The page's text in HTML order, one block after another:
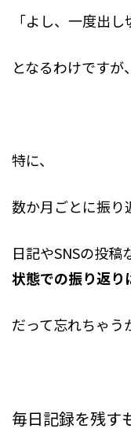
「よし、一度出
となるわけですが
特に、
数か月ごとに振り
日記やSNSの投稿
状態での振り返り
だって忘れちゃ
毎日記録を残す